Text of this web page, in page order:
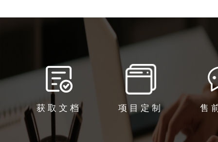
获取文档 项目定制 售